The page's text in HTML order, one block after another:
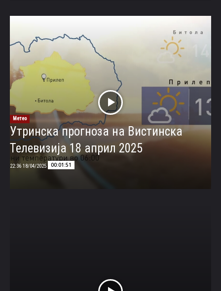
Метео
Утринска прогноза на Вистинска
Телевизија 18 април 2025
00:01:51
18/04/2025 22:36